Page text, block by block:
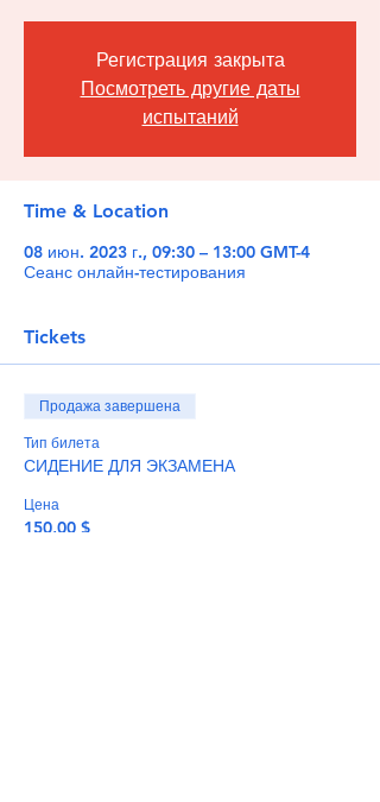
Регистрация закрыта
Посмотреть другие даты
испытаний
Time & Location
08 июн. 2023 г., 09:30 – 13:00 GMT-4
Сеанс онлайн-тестирования
Tickets
Продажа завершена
Тип билета
СИДЕНИЕ ДЛЯ ЭКЗАМЕНА
Цена
150,00 $